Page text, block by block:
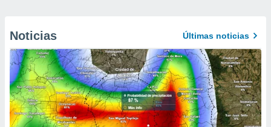
Noticias Últimas noticias